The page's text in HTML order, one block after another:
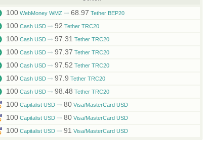
100WebMoney WMZ 68.97 Tether BEP20
100Cash USD 92 Tether TRC20
100Cash USD 97.31 Tether TRC20
100Cash USD 97.37 Tether TRC20
100Cash USD 97.52 Tether TRC20
100Cash USD 97.9 Tether TRC20
100Cash USD 98.48 Tether TRC20
100Capitalist USD 80Visa/MasterCard USD
100Capitalist USD 80Visa/MasterCard USD
100Capitalist USD 91 Visa/MasterCard USD